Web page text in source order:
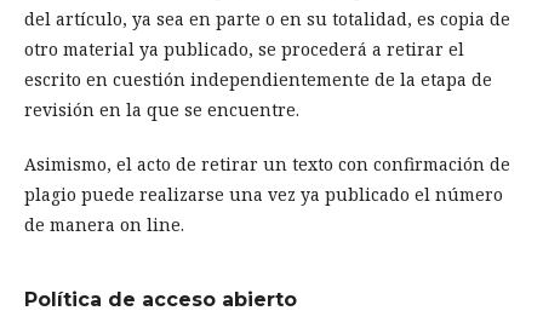
del artículo, ya sea en parte o en su totalidad, es copia de
otro material ya publicado, se procederá a retirar el
escrito en cuestión independientemente de la etapa de
revisión en la que se encuentre.
Asimismo, el acto de retirar un texto con confirmación de
plagio puede realizarse una vez ya publicado el número
de manera on line.
Política de acceso abierto